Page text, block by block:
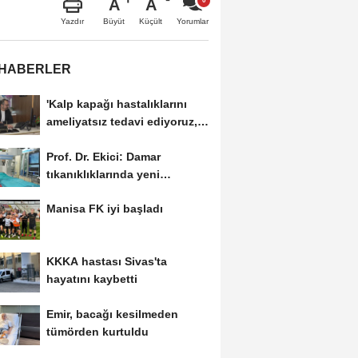
Yazdır
A
Büyüt
A
Küçült Yorumlar
'Kalp kapağı hastalıklarını
ameliyatsız tedavi ediyoruz,
Prof. Dr. Ekici: Damar
tıkanıklıklarında yeni
Manisa FK iyi başladı
KKKA hastası Sivas'ta
hayatını kaybetti
Emir, bacağı kesilmeden
tümörden kurtuldu